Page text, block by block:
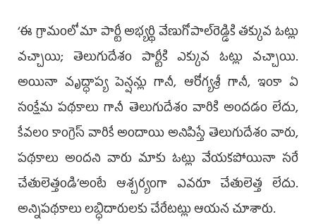
‘ఈ గ్రామంలో మా పార్టీ అభ్యర్థి వేణుగోపాల్‌రెడ్డికి తక్కువ ఓట్లు
వచ్చాయి; తెలుగుదేశం పార్టీకి ఎక్కువ ఓట్లు వచ్చాయి.
అయినా వృద్ధాప్య పెన్షన్లు గానీ, ఆరోగ్యశ్రీ గానీ, ఇంకా ఏ
సంక్షేమ పథకాలు గానీ తెలుగుదేశం వారికి అందడం లేదు,
కేవలం కాంగ్రెస్‌ వారికే అందాయి అనిపిస్తే తెలుగుదేశం వారు,
పథకాలు అందని వారు మాకు ఓట్లు వేయకపోయినా సరే
చేతులెత్తండి’అంటే ఆశ్చర్యంగా ఎవరూ చేతులెత్త లేదు.
అన్నిపథకాలు లబ్ధిదారులకు చేరేటట్లు ఆయన చూశారు.